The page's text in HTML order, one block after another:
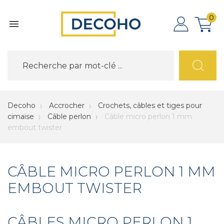

0
Decoho Accrocher
Crochets, câbles et tiges pour
cimaise
Câble perlon
Câble micro perlon 1 mm
embout twister
CÂBLE MICRO PERLON 1 MM
EMBOUT TWISTER